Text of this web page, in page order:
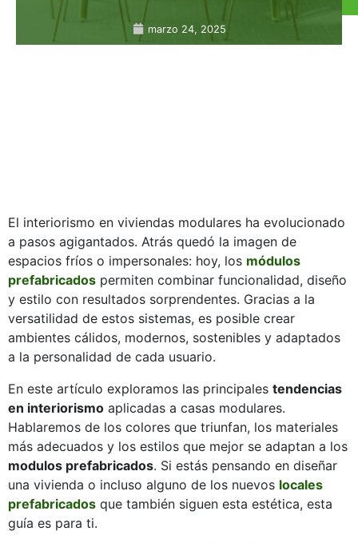
marzo 24, 2025
El interiorismo en viviendas modulares ha evolucionado
a pasos agigantados. Atrás quedó la imagen de
espacios fríos o impersonales: hoy, los módulos
prefabricados permiten combinar funcionalidad, diseño
y estilo con resultados sorprendentes. Gracias a la
versatilidad de estos sistemas, es posible crear
ambientes cálidos, modernos, sostenibles y adaptados
a la personalidad de cada usuario.
En este artículo exploramos las principales tendencias
en interiorismo aplicadas a casas modulares.
Hablaremos de los colores que triunfan, los materiales
más adecuados y los estilos que mejor se adaptan a los
modulos prefabricados. Si estás pensando en diseñar
una vivienda o incluso alguno de los nuevos locales
prefabricados que también siguen esta estética, esta
guía es para ti.